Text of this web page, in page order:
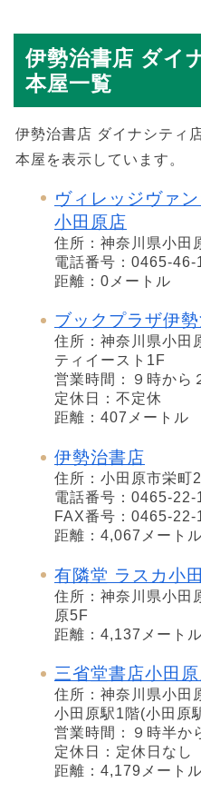
伊勢治書店 ダイ
本屋一覧
伊勢治書店 ダイナシティ
本屋を表示しています。
ヴィレッジヴァ
小田原店
住所：神奈川県小田
電話番号：0465-46-
距離：0メートル
ブックプラザ伊
住所：神奈川県小田
ティイースト1F
営業時間：９時から
定休日：不定休
距離：407メートル
伊勢治書店
住所：小田原市栄町
電話番号：0465-22-
FAX番号：0465-22-
距離：4,067メートル
有隣堂 ラスカ小
住所：神奈川県小田
原5F
距離：4,137メートル
三省堂書店小田
住所：神奈川県小田
小田原駅1階(小田原
営業時間：９時半か
定休日：定休日なし
距離：4,179メートル